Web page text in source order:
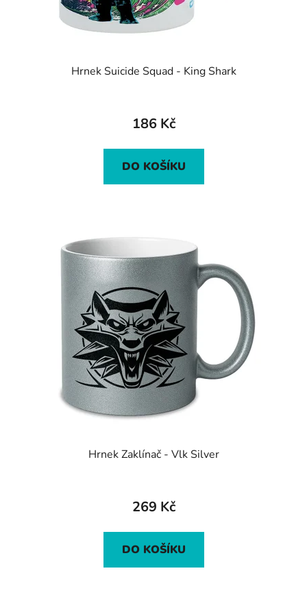
Hrnek Suicide Squad - King Shark
186 Kč
DO KOŠÍKU
Hrnek Zaklínač - Vlk Silver
269 Kč
DO KOŠÍKU